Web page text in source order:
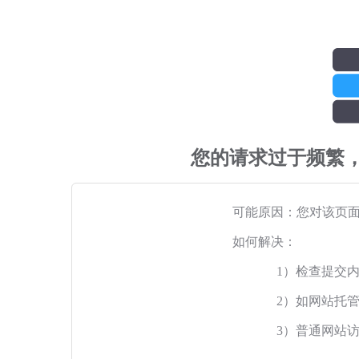
您的请求过于频繁
可能原因：您对该页
如何解决：
1）检查提交
2）如网站托
3）普通网站